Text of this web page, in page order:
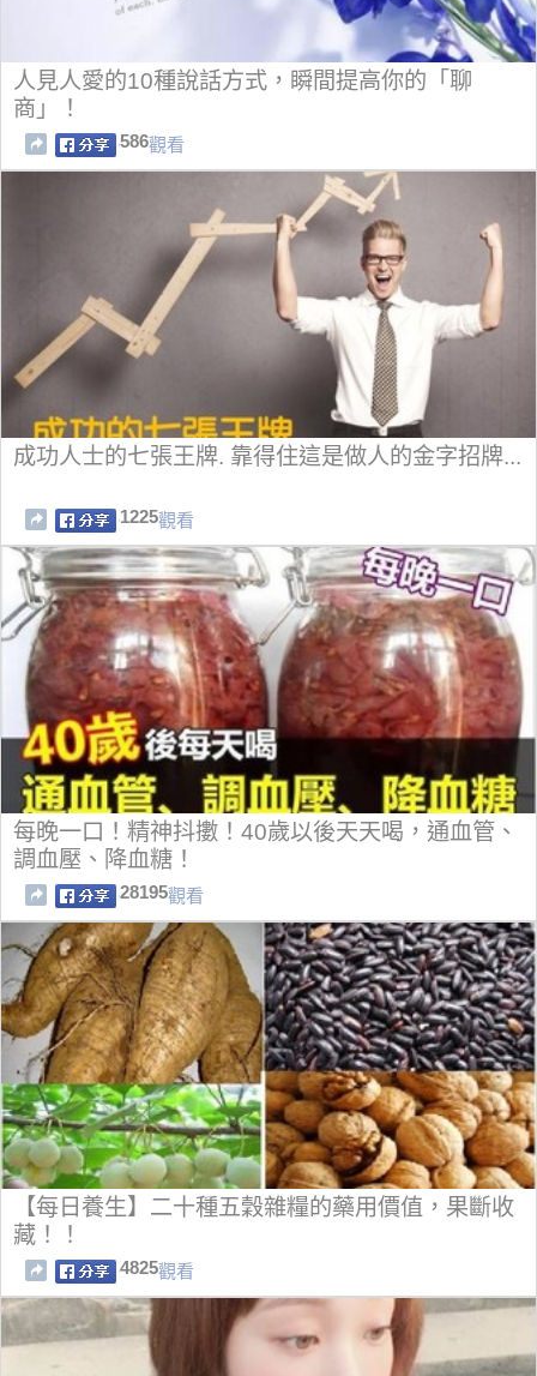
人見人愛的10種說話方式，瞬間提高你的「聊
商」！
586觀看
成功人士的七張王牌. 靠得住這是做人的金字招牌...
1225觀看
每晚一口！精神抖擻！40歲以後天天喝，通血管、
調血壓、降血糖！
28195觀看
【每日養生】二十種五穀雜糧的藥用價值，果斷收
藏！！
4825觀看